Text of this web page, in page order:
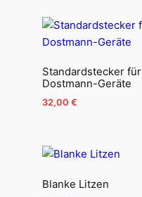
Standardstecker für
Dostmann-Geräte
32,00 €
Blanke Litzen